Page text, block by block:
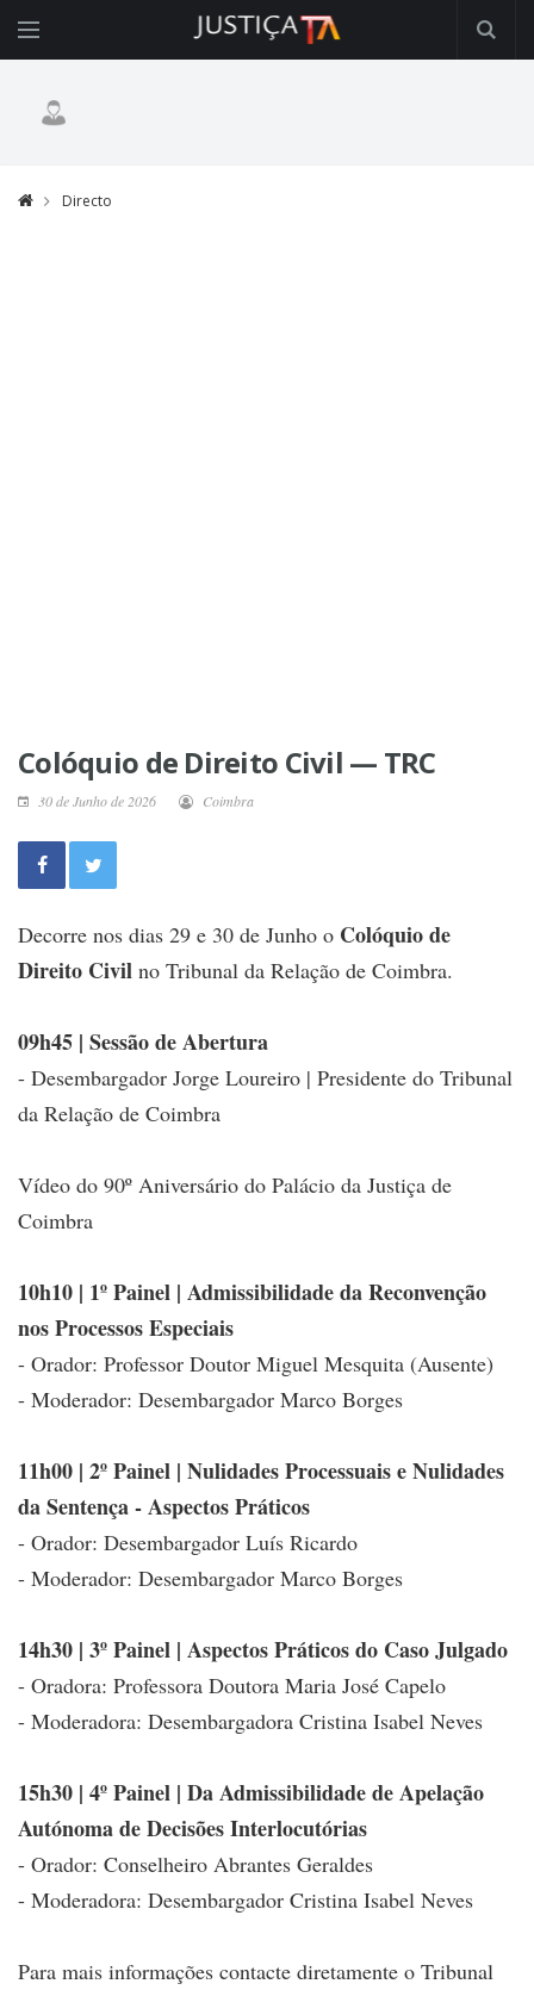
Directo
Colóquio de Direito Civil — TRC
30 de Junho de 2026 Coimbra
Decorre nos dias 29 e 30 de Junho o Colóquio de
Direito Civil no Tribunal da Relação de Coimbra.
09h45 | Sessão de Abertura
- Desembargador Jorge Loureiro | Presidente do Tribunal
da Relação de Coimbra
Vídeo do 90º Aniversário do Palácio da Justiça de
Coimbra
10h10 | 1º Painel | Admissibilidade da Reconvenção
nos Processos Especiais
- Orador: Professor Doutor Miguel Mesquita (Ausente)
- Moderador: Desembargador Marco Borges
11h00 | 2º Painel | Nulidades Processuais e Nulidades
da Sentença - Aspectos Práticos
- Orador: Desembargador Luís Ricardo
- Moderador: Desembargador Marco Borges
14h30 | 3º Painel | Aspectos Práticos do Caso Julgado
- Oradora: Professora Doutora Maria José Capelo
- Moderadora: Desembargadora Cristina Isabel Neves
15h30 | 4º Painel | Da Admissibilidade de Apelação
Autónoma de Decisões Interlocutórias
- Orador: Conselheiro Abrantes Geraldes
- Moderadora: Desembargador Cristina Isabel Neves
Para mais informações contacte diretamente o Tribunal